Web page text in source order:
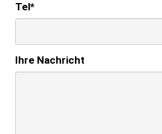
Tel*
Ihre Nachricht